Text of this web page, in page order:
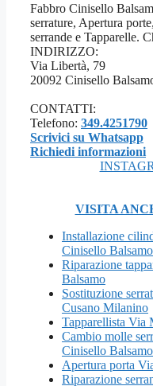
Fabbro Cinisello
serrature, Apertura
serrande e Tapparelle.
INDIRIZZO:
Via Libertà, 79
20092 Cinisello
CONTATTI:
Telefono: 349.4251790
Scrivici su Whatsapp
Richiedi informazioni
VISITA
Installazione
Cinisello Balsamo
Riparazione
Balsamo
Sostituzione
Cusano Milanino
Tapparellista Via
Cambio molle
Cinisello Balsamo
Apertura porta
Riparazione